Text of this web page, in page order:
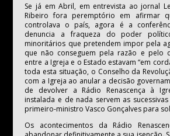
Se já em Abril, em entrevista ao jornal
Ribeiro fora peremptório em afirmar
controlava o país, agora é a
denuncia a fraqueza do poder
minoritários que pretendem impor pela
que não conseguem pela razão e pelo
entre a Igreja e o Estado estavam “em
toda esta situação, o Conselho da
com a Igreja ao anular a decisão
de devolver a Rádio Renascença à
instalada e de nada servem as
primeiro-ministro Vasco Gonçalves para
Os acontecimentos da Rádio